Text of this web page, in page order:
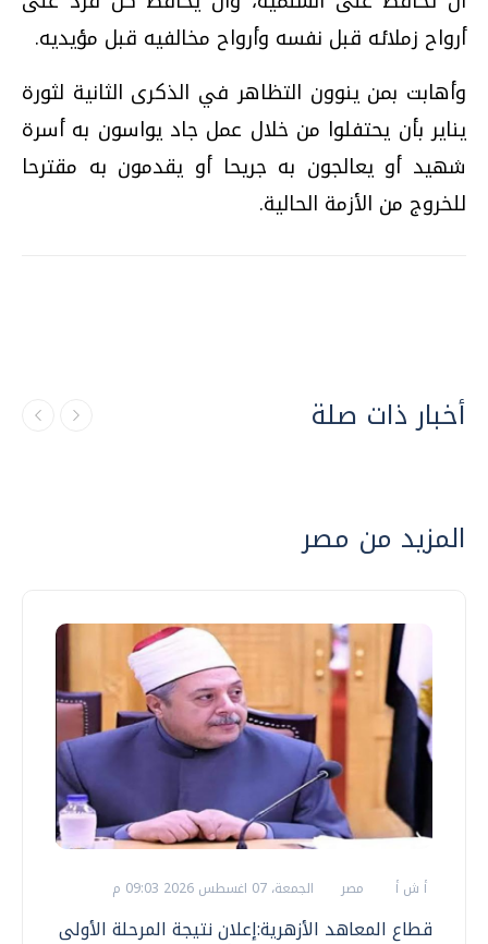
أرواح زملائه قبل نفسه وأرواح مخالفيه قبل مؤيديه.
وأهابت بمن ينوون التظاهر في الذكرى الثانية لثورة
يناير بأن يحتفلوا من خلال عمل جاد يواسون به أسرة
شهيد أو يعالجون به جريحا أو يقدمون به مقترحا
للخروج من الأزمة الحالية.
أخبار ذات صلة
المزيد من مصر
أ ش أ مصر الجمعة، 07 اغسطس 2026 09:03 م
قطاع المعاهد الأزهرية:إعلان نتيجة المرحلة الأولى